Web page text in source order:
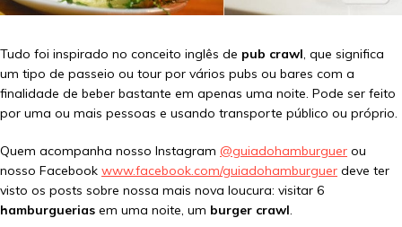
Tudo foi inspirado no conceito inglês de pub crawl, que significa
um tipo de passeio ou tour por vários pubs ou bares com a
finalidade de beber bastante em apenas uma noite. Pode ser feito
por uma ou mais pessoas e usando transporte público ou próprio.
Quem acompanha nosso Instagram @guiadohamburguer ou
nosso Facebook www.facebook.com/guiadohamburguer deve ter
visto os posts sobre nossa mais nova loucura: visitar 6
hamburguerias em uma noite, um burger crawl.